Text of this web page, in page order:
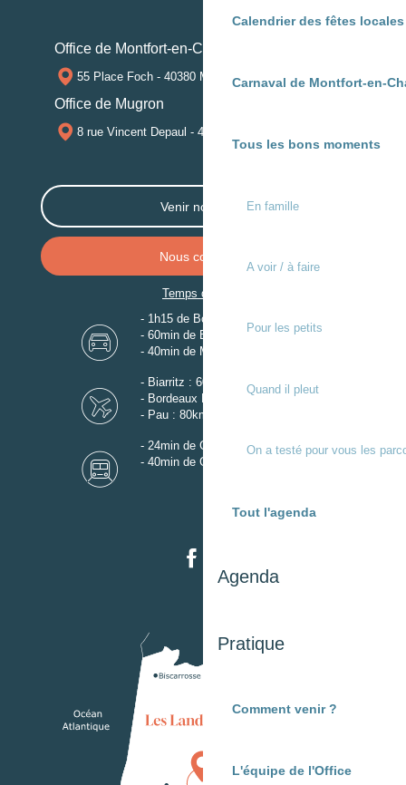
Calendrier des fêtes
Carnaval de Montfort-en-
Tous les bons moments
En famille
A voir / à faire
Pour les petits
Quand il pleut
On a testé pour vous les
Tout l'agenda
Agenda
Pratique
Comment venir ?
L'équipe de l'Office
Office de Montfort-en-Chalosse
55 Place Foch - 40380 MONTFORT-EN-CHALOSSE
Office de Mugron
8 rue Vincent Depaul - 40250 MUGRON
Venir nous voir
Nous contacter
Temps de trajet
- 1h15 de Bordeaux
- 60min de Biarritz
- 40min de Mont-de-Marsan
- Biarritz : 60km
- Bordeaux Mérignac : 110km
- Pau : 80km
- 24min de Gare de Dax
- 40min de Gare de Mont-de-Marsan